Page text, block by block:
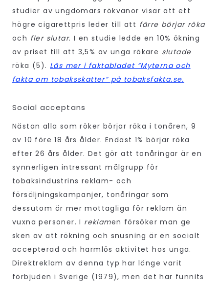
studier av ungdomars rökvanor visar att ett
högre cigarettpris leder till att färre börjar röka
och fler slutar. I en studie ledde en 10% ökning
av priset till att 3,5% av unga rökare slutade
röka (5). Läs mer i faktabladet ”Myterna och
fakta om tobaksskatter” på tobaksfakta.se.
Social acceptans
Nästan alla som röker börjar röka i tonåren, 9
av 10 före 18 års ålder. Endast 1% börjar röka
efter 26 års ålder. Det gör att tonåringar är en
synnerligen intressant målgrupp för
tobaksindustrins reklam- och
försäljningskampanjer, tonåringar som
dessutom är mer mottagliga för reklam än
vuxna personer. I reklamen försöker man ge
sken av att rökning och snusning är en socialt
accepterad och harmlös aktivitet hos unga.
Direktreklam av denna typ har länge varit
förbjuden i Sverige (1979), men det har funnits